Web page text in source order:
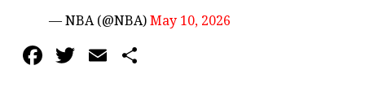
— NBA (@NBA)May 10, 2026
Facebook
Twitter
Email